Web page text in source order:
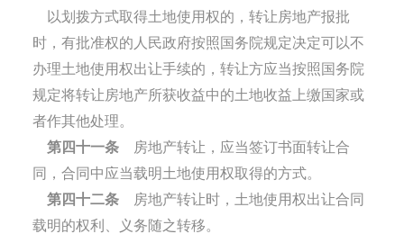
以划拨方式取得土地使用权的，转让房地产报批
时，有批准权的人民政府按照国务院规定决定可以不
办理土地使用权出让手续的，转让方应当按照国务院
规定将转让房地产所获收益中的土地收益上缴国家或
者作其他处理。
第四十一条房地产转让，应当签订书面转让合
同，合同中应当载明土地使用权取得的方式。
第四十二条房地产转让时，土地使用权出让合同
载明的权利、义务随之转移。